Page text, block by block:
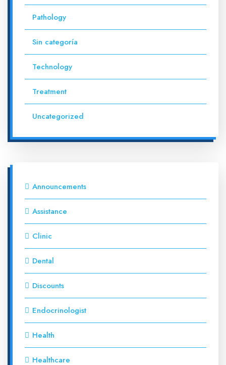
Pathology
Sin categoría
Technology
Treatment
Uncategorized
Announcements
Assistance
Clinic
Dental
Discounts
Endocrinologist
Health
Healthcare